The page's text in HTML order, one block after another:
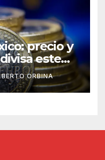
precio y
este
de 2026
ORBINA